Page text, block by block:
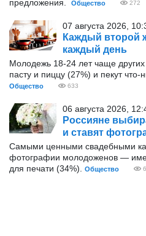
предложения.
Общество 272
07 августа 2026,
Каждый второй
каждый день
Молодежь 18-24 лет чаще других
пасту и пиццу (27%) и пекут что-
Общество 633
06 августа 2026,
Россияне
и ставят
Самыми ценными свадебными
фотографии молодоженов —
для печати (34%).
Общество